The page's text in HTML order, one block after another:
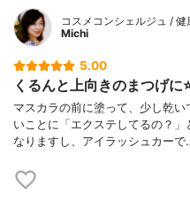
コスメコンシェルジュ /
Michi
5.00
くるんと上向きのまつげに
マスカラの前に塗って、少し乾
いことに「エクステしてるの？」
なりますし、アイラッシュカーで